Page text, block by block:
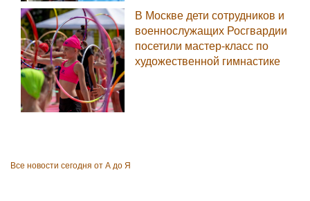
В Москве дети сотрудников и
военнослужащих Росгвардии
посетили мастер-класс по
художественной гимнастике
Все новости сегодня от А до Я